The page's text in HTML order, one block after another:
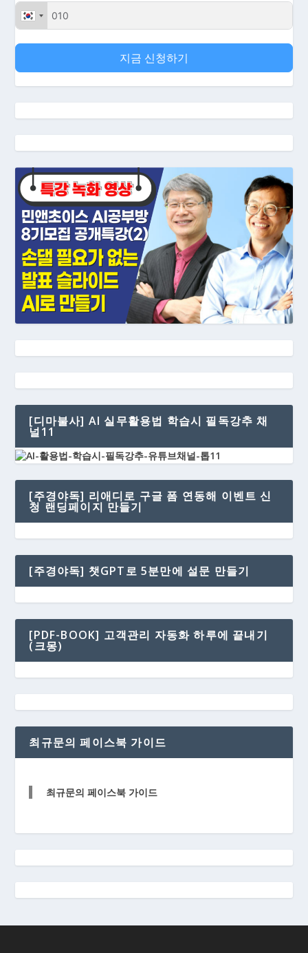
지금 신청하기
[디마불사] AI 실무활용법 학습시 필독강추 채
널11
[주경야독] 리애디로 구글 폼 연동해 이벤트 신
청 랜딩페이지 만들기
[주경야독] 챗GPT로 5분만에 설문 만들기
[PDF-BOOK] 고객관리 자동화 하루에 끝내기
(크몽)
최규문의 페이스북 가이드
최규문의 페이스북 가이드